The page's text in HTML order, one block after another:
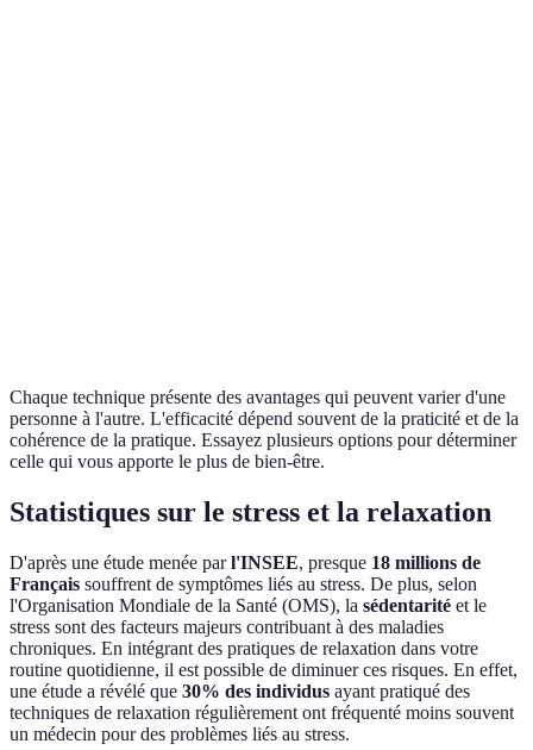
Chaque technique présente des avantages qui peuvent varier d'une
personne à l'autre. L'efficacité dépend souvent de la praticité et de la
cohérence de la pratique. Essayez plusieurs options pour déterminer
celle qui vous apporte le plus de bien-être.
Statistiques sur le stress et la relaxation
D'après une étude menée parl'INSEE, presque 18 millions de
Français souffrent de symptômes liés au stress. De plus, selon
l'Organisation Mondiale de la Santé (OMS), la sédentarité et le
stress sont des facteurs majeurs contribuant à des maladies
chroniques. En intégrant des pratiques de relaxation dans votre
routine quotidienne, il est possible de diminuer ces risques. En effet,
une étude a révélé que 30% des individus ayant pratiqué des
techniques de relaxation régulièrement ont fréquenté moins souvent
un médecin pour des problèmes liés au stress.